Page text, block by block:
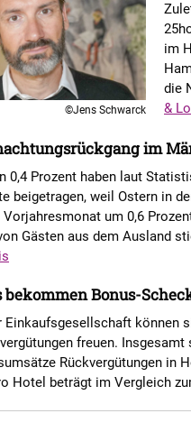
©Jens Schwarck
im
die
&
im
0,4 Prozent haben laut
beigetragen, weil Ostern in
um 0,6
Gästen aus dem Ausland
bekommen Bonus-
Einkaufsgesellschaft können
freuen.
Rückvergütungen in
Hotel beträgt im Vergleich